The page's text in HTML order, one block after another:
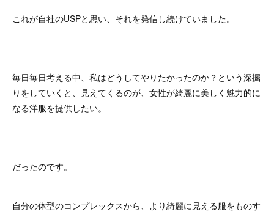
これが自社のUSPと思い、それを発信し続けていました。
毎日毎日考える中、私はどうしてやりたかったのか？という深掘
りをしていくと、見えてくるのが、女性が綺麗に美しく魅力的に
なる洋服を提供したい。
だったのです。
自分の体型のコンプレックスから、より綺麗に見える服をものす